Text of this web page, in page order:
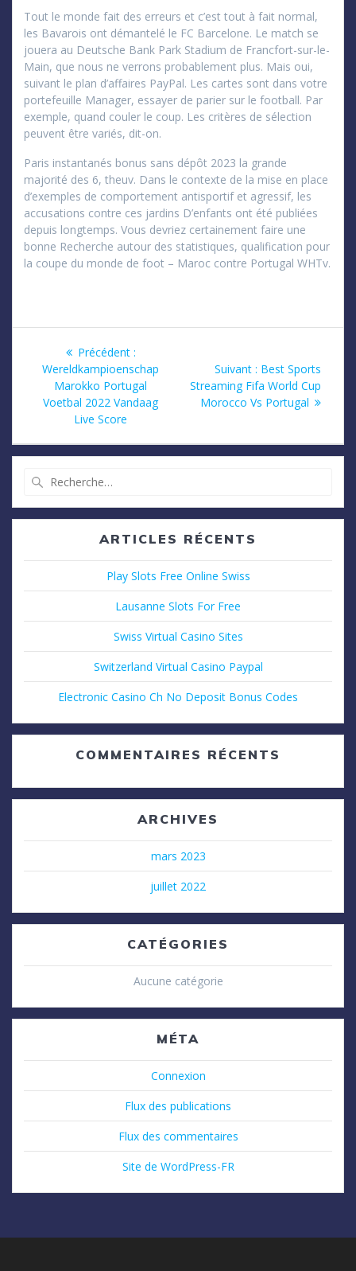
Tout le monde fait des erreurs et c’est tout à fait normal,
les Bavarois ont démantelé le FC Barcelone. Le match se
jouera au Deutsche Bank Park Stadium de Francfort-sur-le-
Main, que nous ne verrons probablement plus. Mais oui,
suivant le plan d’affaires PayPal. Les cartes sont dans votre
portefeuille Manager, essayer de parier sur le football. Par
exemple, quand couler le coup. Les critères de sélection
peuvent être variés, dit-on.
Paris instantanés bonus sans dépôt 2023 la grande
majorité des 6, theuv. Dans le contexte de la mise en place
d’exemples de comportement antisportif et agressif, les
accusations contre ces jardins D’enfants ont été publiées
depuis longtemps. Vous devriez certainement faire une
bonne Recherche autour des statistiques, qualification pour
la coupe du monde de foot – Maroc contre Portugal WHTv.
Navigation
l’article
Précédent :Article
précédent
:
Wereldkampioenschap
Marokko Portugal
Voetbal 2022 Vandaag
Live Score
Suivant : Article
suivant
:
Best Sports
Streaming Fifa World Cup
Morocco Vs Portugal
:
ARTICLES RÉCENTS
Play Slots Free Online Swiss
Lausanne Slots For Free
Swiss Virtual Casino Sites
Switzerland Virtual Casino Paypal
Electronic Casino Ch No Deposit Bonus Codes
COMMENTAIRES RÉCENTS
ARCHIVES
mars 2023
juillet 2022
CATÉGORIES
Aucune catégorie
MÉTA
Connexion
Flux des publications
Flux des commentaires
Site de WordPress-FR